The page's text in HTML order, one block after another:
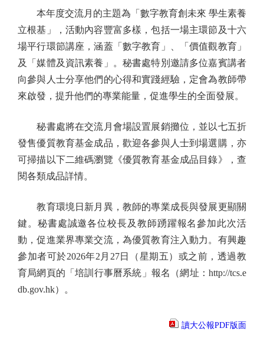
本年度交流月的主題為「數字教育創未來 學生素養
立根基」，活動內容豐富多樣，包括一場主環節及十六
場平行環節講座，涵蓋「數字教育」、「價值觀教育」
及「媒體及資訊素養」。秘書處特別邀請多位嘉賓講者
向參與人士分享他們的心得和實踐經驗，定會為教師帶
來啟發，提升他們的專業能量，促進學生的全面發展。
秘書處將在交流月會場設置展銷攤位，並以七五折
發售優質教育基金成品，歡迎各參與人士到場選購，亦
可掃描以下二維碼瀏覽《優質教育基金成品目錄》，查
閱各類成品詳情。
教育環境日新月異，教師的專業成長與發展更顯關
鍵。秘書處誠邀各位校長及教師踴躍報名參加此次活
動，促進業界專業交流，為優質教育注入動力。有興趣
參加者可於2026年2月27日（星期五）或之前，透過教
育局網頁的「培訓行事曆系統」報名（網址：http://tcs.e
db.gov.hk）。
讀大公報PDF版面